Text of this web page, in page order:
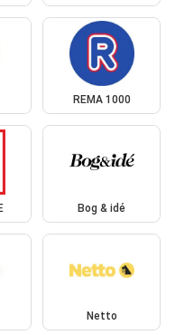
REMA 1000
Bog & idé
Netto